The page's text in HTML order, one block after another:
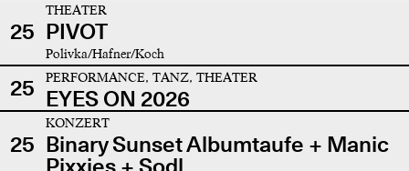
25
THEATER
PIVOT
Polivka/Hafner/Koch
25 PERFORMANCE, TANZ, THEATER
EYES ON 2026
25
KONZERT
Binary Sunset Albumtaufe + Manic
Pixxies + Sodl